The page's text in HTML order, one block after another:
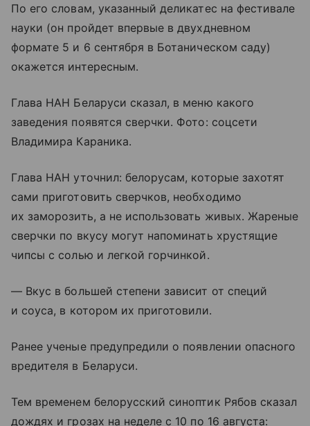
По его словам, указанный деликатес на фестивале
науки (он пройдет впервые в двухдневном
формате 5 и 6 сентября в Ботаническом саду)
окажется интересным.
Глава НАН Беларуси сказал, в меню какого
заведения появятся сверчки. Фото: соцсети
Владимира Караника.
Глава НАН уточнил: белорусам, которые захотят
сами приготовить сверчков, необходимо
их заморозить, а не использовать живых. Жареные
сверчки по вкусу могут напоминать хрустящие
чипсы с солью и легкой горчинкой.
— Вкус в большей степени зависит от специй
и соуса, в котором их приготовили.
Ранее ученые предупредили о появлении опасного
вредителя в Беларуси.
Тем временем белорусский синоптик Рябов сказал
дождях и грозах на неделе с 10 по 16 августа: